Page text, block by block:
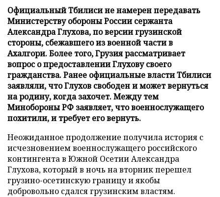
Официальный Тбилиси не намерен передавать
Министерству обороны России сержанта
Александра Глухова, по версии грузинской
стороны, сбежавшего из военной части в
Ахалгори. Более того, Грузия рассматривает
вопрос о предоставлении Глухову своего
гражданства. Ранее официальные власти Тбилиси
заявляли, что Глухов свободен и может вернуться
на родину, когда захочет. Между тем
Минобороны РФ заявляет, что военнослужащего
похитили, и требует его вернуть.
Неожиданное продолжение получила история с
исчезновением военнослужащего российского
контингента в Южной Осетии Александра
Глухова, который в ночь на вторник перешел
грузино-осетинскую границу и якобы
добровольно сдался грузинским властям.